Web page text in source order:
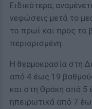
Ειδικότερα,
νεφώσεις μετά το
το πρωί και προς το
περιορισμένη.
Η θερμοκρασία στη
από 4 έως 19
και στη Θράκη από 5
ηπειρωτικά από 7